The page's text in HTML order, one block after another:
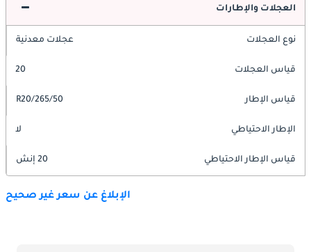
العجلات والإطارات
نوع العجلات عجلات معدنية
قياس العجلات 20
قياس الإطار 265/50/R20
الإطار الاحتياطي لا
قياس الإطار الاحتياطي 20 إنش
الإبلاغ عن سعر غير صحيح